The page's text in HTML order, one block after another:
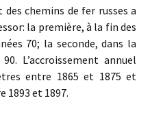
chemins de fer russes a
la première, à la fin des
70; la seconde, dans la
L’accroissement annuel
entre 1865 et 1875 et
1893 et 1897.